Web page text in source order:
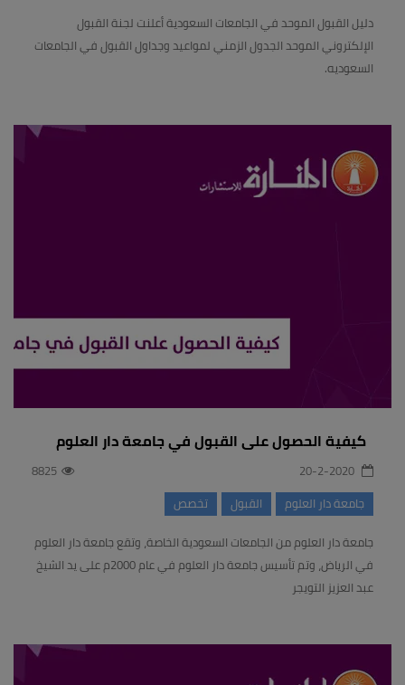
دليل القبول الموحد في الجامعات السعودية أعلنت لجنة القبول
الإلكتروني الموحد الجدول الزمني لمواعيد وجداول القبول في الجامعات
السعوديه.
كيفية الحصول على القبول في جامعة دار العلوم
8825
جامعة دار العلوم
القبول
تخصص
جامعة دار العلوم من الجامعات السعودية الخاصة، وتقع جامعة دار العلوم
في الرياض، وتم تأسيس جامعة دار العلوم في عام 2000م على يد الشيخ
عبد العزيز التويجر